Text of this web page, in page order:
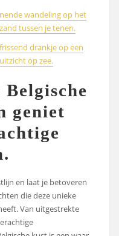
wandeling op het
tussen je tenen.
drankje op een
op zee.
Belgische
geniet
en laat je betoveren
die deze unieke
Van uitgestrekte